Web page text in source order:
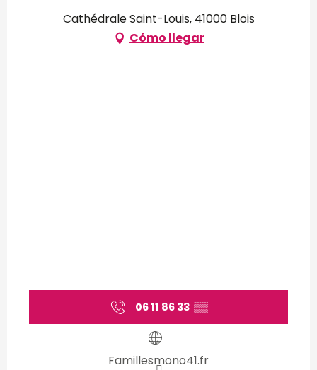
Cathédrale Saint-Louis, 41000 Blois
Cómo llegar
06 11 86 33 ▒▒
Famillesmono41.fr